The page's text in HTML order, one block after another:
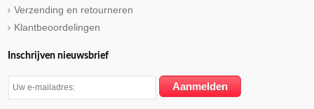
Verzending en retourneren
Klantbeoordelingen
Inschrijven nieuwsbrief